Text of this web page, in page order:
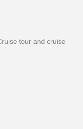
tour and cruise